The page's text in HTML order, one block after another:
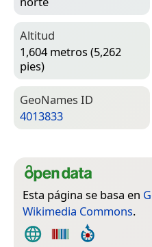
Altitud
1,604 metros (5,262
pies)
Geo­Names ID
4013833
Esta página se basa en
Wikimedia Commons.